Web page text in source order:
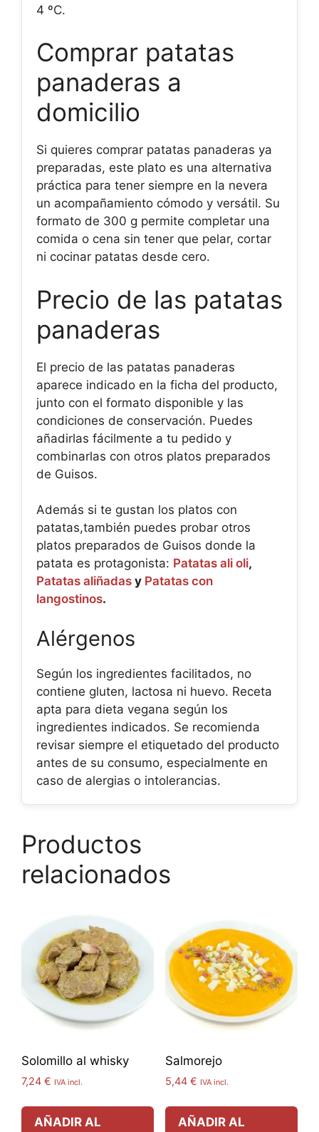
4 ºC.
Comprar patatas
panaderas a
domicilio
Si quieres comprar patatas panaderas ya
preparadas, este plato es una alternativa
práctica para tener siempre en la nevera
un acompañamiento cómodo y versátil. Su
formato de 300 g permite completar una
comida o cena sin tener que pelar, cortar
ni cocinar patatas desde cero.
Precio de las patatas
panaderas
El precio de las patatas panaderas
aparece indicado en la ficha del producto,
junto con el formato disponible y las
condiciones de conservación. Puedes
añadirlas fácilmente a tu pedido y
combinarlas con otros platos preparados
de Guisos.
Además si te gustan los platos con
patatas,también puedes probar otros
platos preparados de Guisos donde la
patata es protagonista: Patatas ali oli,
Patatas aliñadas y Patatas con
langostinos.
Alérgenos
Según los ingredientes facilitados, no
contiene gluten, lactosa ni huevo. Receta
apta para dieta vegana según los
ingredientes indicados. Se recomienda
revisar siempre el etiquetado del producto
antes de su consumo, especialmente en
caso de alergias o intolerancias.
Productos
relacionados
Solomillo al whisky
7,24 € IVA incl.
AÑADIR AL
Salmorejo
5,44 € IVA incl.
AÑADIR AL